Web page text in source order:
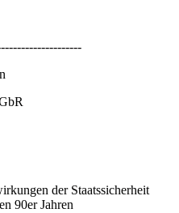
der Staatssicherheit
90er Jahren